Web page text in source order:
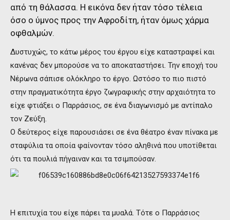
από τη θάλασσα. Η εικόνα δεν ήταν τόσο τέλεια
όσο ο ύμνος προς την Αφροδίτη, ήταν όμως χάρμα
οφθαλμών.
Δυστυχώς, το κάτω μέρος του έργου είχε καταστραφεί και
κανένας δεν μπορούσε να το αποκαταστήσει. Την εποχή του
Νέρωνα σάπισε ολόκληρο το έργο. Ωστόσο το πιο πιστό
στην πραγματικότητα έργο ζωγραφικής στην αρχαιότητα το
είχε φτιάξει ο Παρράσιος, σε ένα διαγωνισμό με αντίπαλο
τον Ζεύξη.
Ο δεύτερος είχε παρουσιάσει σε ένα θέατρο έναν πίνακα με
σταφύλια τα οποία φαίνονταν τόσο αληθινά που υποτίθεται
ότι τα πουλιά πήγαιναν και τα τσιμπούσαν.
Η επιτυχία του είχε πάρει τα μυαλά. Τότε ο Παρράσιος